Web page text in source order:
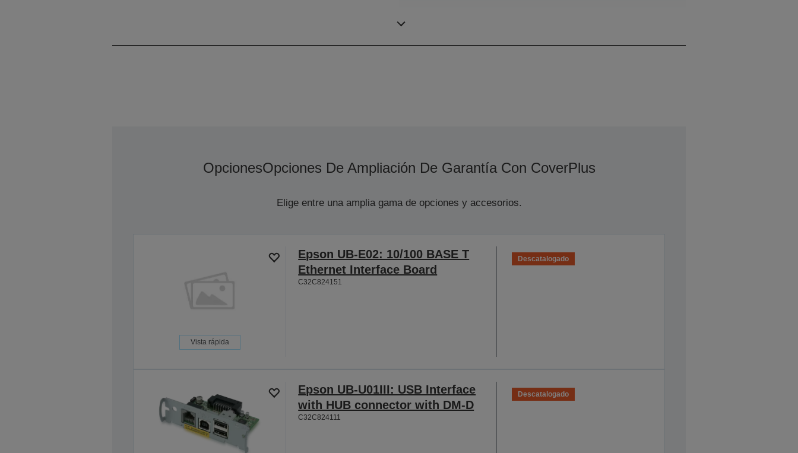
OpcionesOpciones De Ampliación De Garantía Con CoverPlus
Elige entre una amplia gama de opciones y accesorios.
Vista rápida
Epson UB-E02: 10/100 BASE T
Ethernet Interface Board
C32C824151
Descatalogado
Epson UB-U01III: USB Interface
with HUB connector with DM-D
C32C824111
Descatalogado